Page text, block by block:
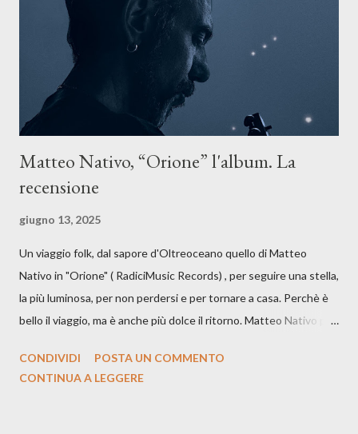
anche quando l’aria sembra farsi più densa. Il brano è anche una
dichiarazione d’intenti: Cico Messina apre il suo nuovo percorso
artistico con una composizi...
Matteo Nativo, “Orione” l'album. La
recensione
giugno 13, 2025
Un viaggio folk, dal sapore d'Oltreoceano quello di Matteo
Nativo in "Orione" ( RadiciMusic Records) , per seguire una stella,
la più luminosa, per non perdersi e per tornare a casa. Perchè è
bello il viaggio, ma è anche più dolce il ritorno. Matteo Nativo per
indubbiamente matura e consapevole oltre che con ottimi
CONDIVIDI
POSTA UN COMMENTO
CONTINUA A LEGGERE